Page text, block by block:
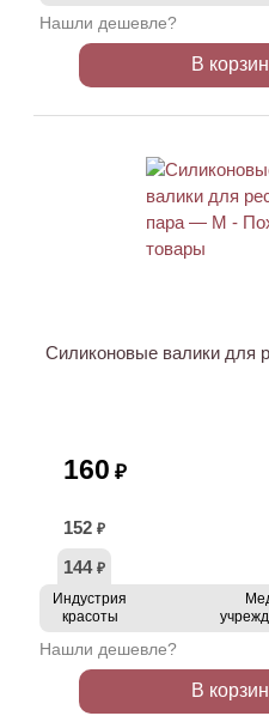
Нашли дешевле?
В
Силиконовые валики для
160 ₽
152 ₽
144 ₽
Индустрия
красоты
Нашли дешевле?
В